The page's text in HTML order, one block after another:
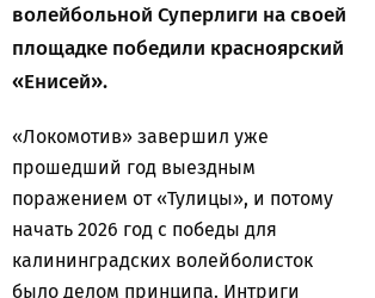
волейбольной Суперлиги на своей
площадке победили красноярский
«Енисей».
«Локомотив» завершил уже
прошедший год выездным
поражением от «Тулицы», и потому
начать 2026 год с победы для
калининградских волейболисток
было делом принципа. Интриги